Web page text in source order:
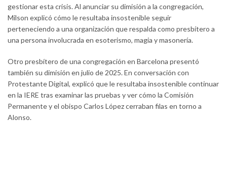
gestionar esta crisis. Al anunciar su dimisión a la congregación,
Milson explicó cómo le resultaba insostenible seguir
perteneciendo a una organización que respalda como presbítero a
una persona involucrada en esoterismo, magia y masonería.
Otro presbítero de una congregación en Barcelona presentó
también su dimisión en julio de 2025. En conversación con
Protestante Digital, explicó que le resultaba insostenible continuar
en la IERE tras examinar las pruebas y ver cómo la Comisión
Permanente y el obispo Carlos López cerraban filas en torno a
Alonso.